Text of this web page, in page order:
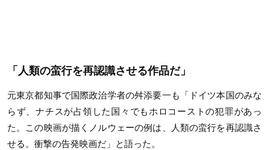
「人類の蛮行を再認識させる作品だ」
元東京都知事で国際政治学者の舛添要一も「ドイツ本国のみな
らず、ナチスが占領した国々でもホロコーストの犯罪があっ
た。この映画が描くノルウェーの例は、人類の蛮行を再認識さ
せる。衝撃の告発映画だ」と語った。